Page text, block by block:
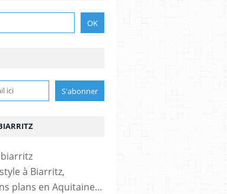
à Biarritz,
plans en Aquitaine...